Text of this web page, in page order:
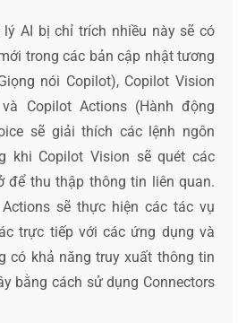
AI bị chỉ trích nhiều này sẽ có
trong các bản cập nhật tương
nói Copilot), Copilot Vision
Copilot Actions (Hành động
sẽ giải thích các lệnh ngôn
khi Copilot Vision sẽ quét các
để thu thập thông tin liên quan.
sẽ thực hiện các tác vụ
trực tiếp với các ứng dụng và
có khả năng truy xuất thông tin
bằng cách sử dụng Connectors